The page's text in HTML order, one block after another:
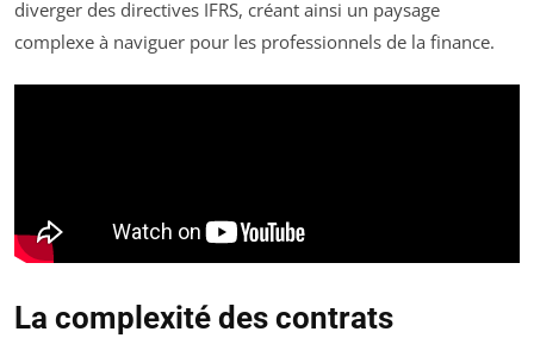
diverger des directives IFRS, créant ainsi un paysage
complexe à naviguer pour les professionnels de la finance.
La complexité des contrats